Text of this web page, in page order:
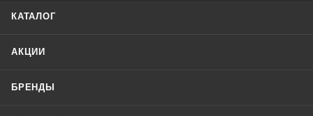
КАТАЛОГ
АКЦИИ
БРЕНДЫ